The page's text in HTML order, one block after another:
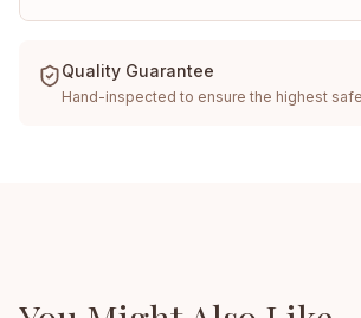
Quality Guarantee
Hand-inspected to ensure the highest